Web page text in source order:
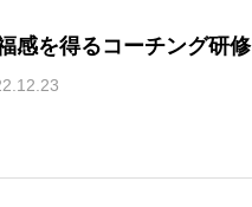
感を得るコーチング研修